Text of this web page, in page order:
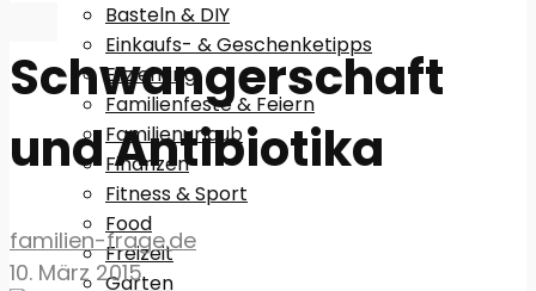
Basteln & DIY
Einkaufs- & Geschenketipps
Erziehung
Familienfeste & Feiern
Familienurlaub
Finanzen
Fitness & Sport
Food
Freizeit
Garten
Schwangerschaft
und Antibiotika
familien-frage.de
10. März 2015